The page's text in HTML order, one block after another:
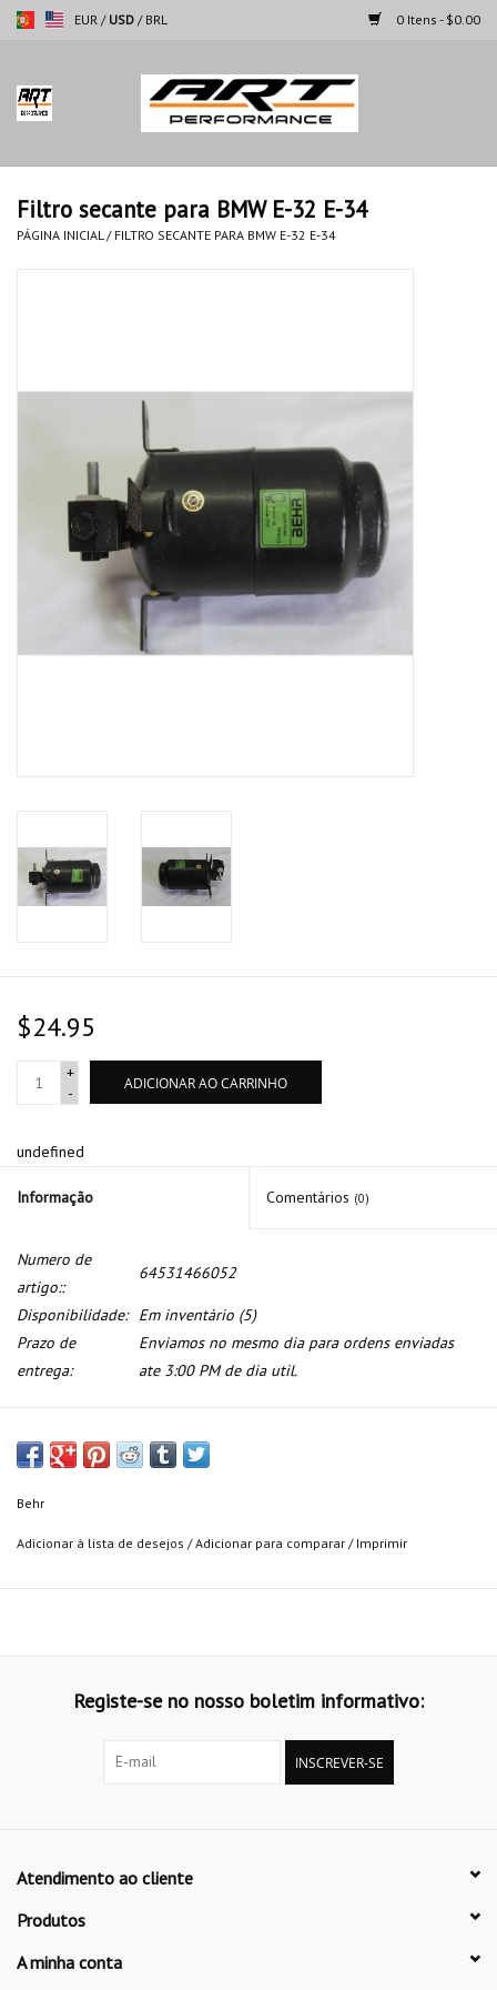
EUR / USD / BRL 0 Itens - $0.00
Página inicial
Motocicletas
Automoveis
Filtro secante para BMW E-32 E-34
PÁGINA INICIAL / FILTRO SECANTE PARA BMW E-32 E-34
$24.95
+
-
ADICIONAR AO CARRINHO
undefined
Informação Comentários (0)
Numero de
artigo::
64531466052
Disponibilidade: Em inventário (5)
Prazo de
entrega:
Enviamos no mesmo dia para ordens enviadas
ate 3:00 PM de dia util.
Behr
Adicionar à lista de desejos /Adicionar para comparar / Imprimir
Registe-se no nosso boletim informativo:
INSCREVER-SE
Atendimento ao cliente
Produtos
A minha conta